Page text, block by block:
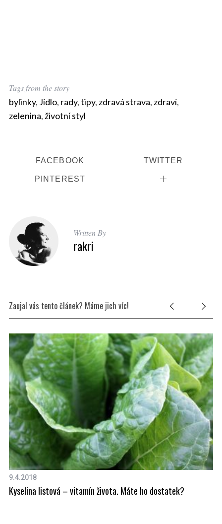
Tags from the story
bylinky, Jídlo, rady,tipy, zdravá strava, zdraví,
zelenina,životní styl
FACEBOOK TWITTER
PINTEREST
Written By
rakri
Zaujal vás tento článek? Máme jich víc!
9.4.2018
Kyselina listová – vitamín života. Máte ho dostatek?
S
e
h
f
o
r
: